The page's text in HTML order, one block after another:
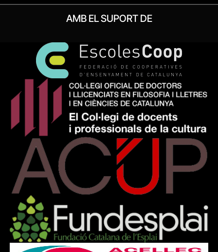
AMB EL SUPORT DE